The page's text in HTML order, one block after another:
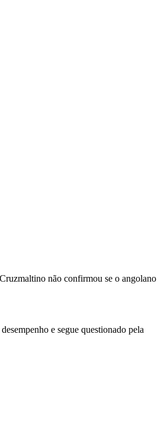
não confirmou se o angolano
e segue questionado pela